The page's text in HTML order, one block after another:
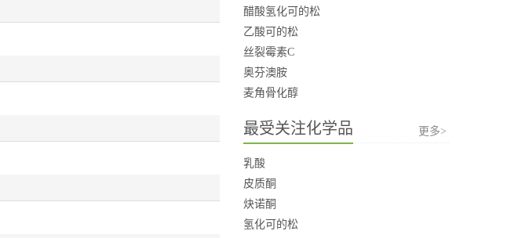
醋酸氢化可的松
乙酸可的松
丝裂霉素C
奥芬澳胺
麦角骨化醇
最受关注化学品 更多>
乳酸
皮质酮
炔诺酮
氢化可的松